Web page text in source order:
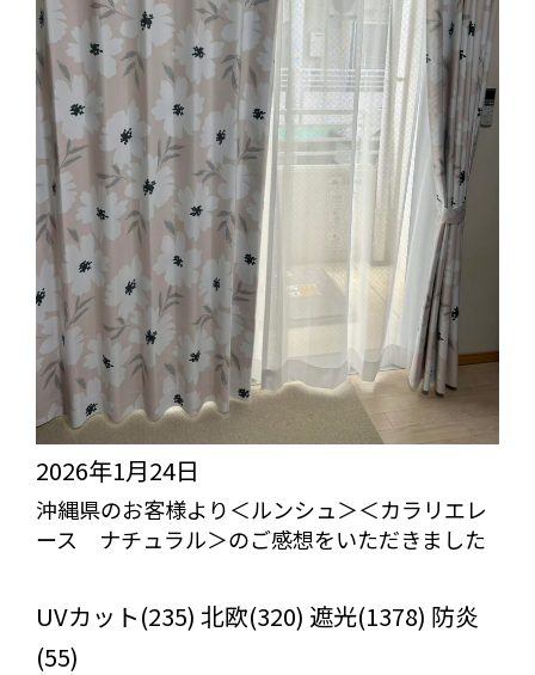
2026年1月24日
沖縄県のお客様より＜ルンシュ＞＜カラリエレ
ース ナチュラル＞のご感想をいただきました
UVカット(235) 北欧(320) 遮光(1378) 防炎
(55)